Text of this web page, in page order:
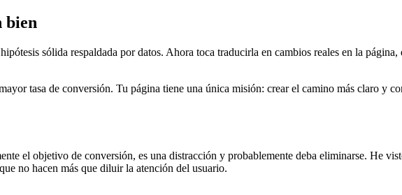
bien
sólida respaldada por datos. Ahora toca traducirla en cambios reales en la página,
tasa de conversión. Tu página tiene una única misión: crear el camino más claro y
el objetivo de conversión, es una distracción y probablemente deba eliminarse. He
no hacen más que diluir la atención del usuario.